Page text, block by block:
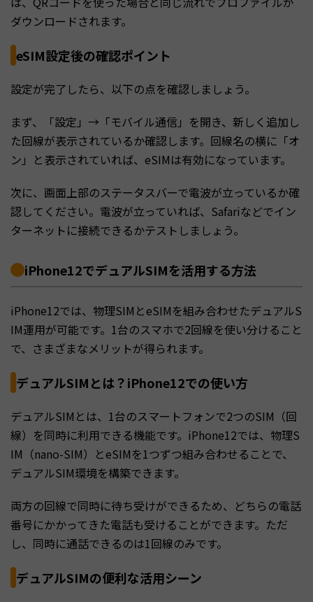
ダウンロードされます。
eSIM設定後の確認ポイント
設定が完了したら、以下の点を確認しましょう。
まず、「設定」→「モバイル通信」を開き、新しく追加し
た回線が表示されているか確認します。回線名の横に「オ
ン」と表示されていれば、eSIMは有効になっています。
次に、画面上部のステータスバーで電波が立っているか確
認してください。電波が立っていれば、Safariなどでイン
ターネットに接続できるかテストしましょう。
iPhone12でデュアルSIMを活用する方法
iPhone12では、物理SIMとeSIMを組み合わせたデュアルS
IM運用が可能です。1台のスマホで2回線を使い分けること
で、さまざまなメリットが得られます。
デュアルSIMとは？iPhone12での使い方
デュアルSIMとは、1台のスマートフォンで2つのSIM（回
線）を同時に利用できる機能です。iPhone12では、物理S
IM（nano-SIM）とeSIMを1つずつ組み合わせることで、
デュアルSIM環境を構築できます。
両方の回線で同時に待ち受けができるため、どちらの電話
番号にかかってきた電話も受けることができます。ただ
し、同時に通話できるのは1回線のみです。
デュアルSIMの便利な活用シーン